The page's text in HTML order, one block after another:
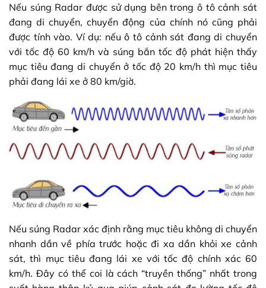
Nếu súng Radar được sử dụng bên trong ô tô cảnh sát
đang di chuyển, chuyển động của chính nó cũng phải
được tính vào. Ví dụ: nếu ô tô cảnh sát đang di chuyển
với tốc độ 60 km/h và súng bắn tốc độ phát hiện thấy
mục tiêu đang di chuyển ở tốc độ 20 km/h thì mục tiêu
phải đang lái xe ở 80 km/giờ.
Nếu súng Radar xác định rằng mục tiêu không di chuyển
nhanh dần về phía trước hoặc đi xa dần khỏi xe cảnh
sát, thì mục tiêu đang lái xe với tốc độ chính xác 60
km/h. Đây có thể coi là cách “truyền thống” nhất trong